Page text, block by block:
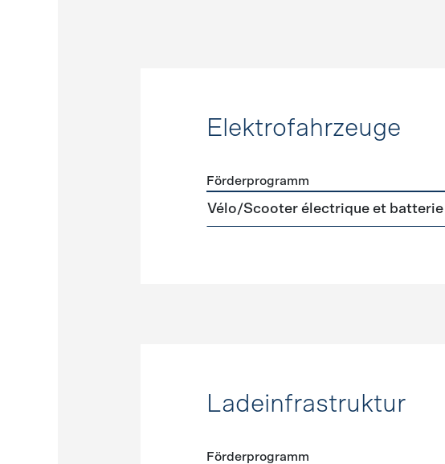
Elektrofahrzeuge
Förderprogramme Elektrofahrzeuge
Förderprogramm
Vélo/Scooter électrique et batterie
Ladeinfrastruktur
Förderprogramm